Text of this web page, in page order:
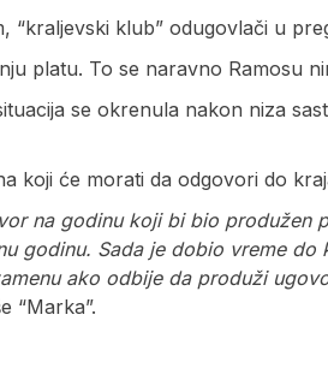
klub” odugovlači u
platu. To se naravno Ramosu
se okrenula nakon niza
koji će morati da odgovori do
na godinu koji bi bio produžen
godinu. Sada je dobio vreme do
ako odbije da produži
“Marka”.